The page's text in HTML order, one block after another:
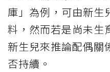
庫」為例，可由新生
料，然而若是尚未生
新生兒來推論配偶關
否持續。